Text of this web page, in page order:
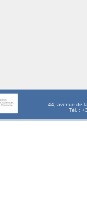
44, avenue de
Tél. :